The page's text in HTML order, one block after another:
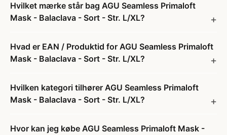
Hvilket mærke står bag AGU Seamless Primaloft
Mask - Balaclava - Sort - Str. L/XL?
Hvad er EAN / Produktid for AGU Seamless Primaloft
Mask - Balaclava - Sort - Str. L/XL?
Hvilken kategori tilhører AGU Seamless Primaloft
Mask - Balaclava - Sort - Str. L/XL?
Hvor kan jeg købe AGU Seamless Primaloft Mask -